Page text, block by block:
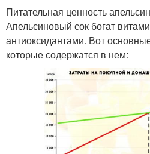
Питательная ценность
Апельсиновый сок богат
антиоксидантами. Вот
которые содержатся в нем: